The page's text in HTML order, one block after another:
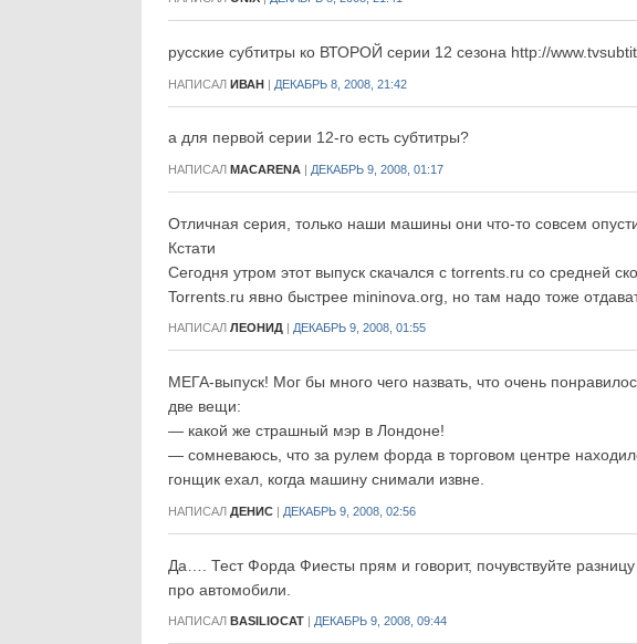
русские субтитры ко ВТОРОЙ серии 12 сезона http://
НАПИСАЛ ИВАН | ДЕКАБРЬ 8, 2008, 21:42
а для первой серии 12-го есть субтитры?
НАПИСАЛ MACARENA | ДЕКАБРЬ 9, 2008, 01:17
Отличная серия, только наши машины они что-то совсем
Кстати
Сегодня утром этот выпуск скачался с torrents.ru со средней
Torrents.ru явно быстрее mininova.org, но там надо тоже
НАПИСАЛ ЛЕОНИД ДЕКАБРЬ 9, 2008, 01:55
МЕГА-выпуск! Мог бы много чего назвать, что очень
две вещи:
— какой же страшный мэр в Лондоне!
— сомневаюсь, что за рулем форда в торговом центре
гонщик ехал, когда машину снимали извне.
НАПИСАЛ ДЕНИC | ДЕКАБРЬ 9, 2008, 02:56
Да…. Тест Форда Фиесты прям и говорит, почувствуйте
про автомобили.
НАПИСАЛ BASILIOCAT | ДЕКАБРЬ 9, 2008, 09:44